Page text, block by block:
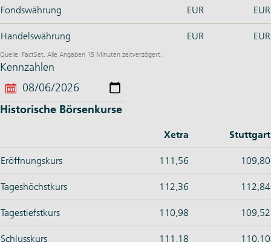
Fondswährung EUR EUR
Handelswährung EUR EUR
Quelle: FactSet. Alle Angaben 15 Minuten zeitverzögert.
Kennzahlen
Historische Börsenkurse
Xetra Stuttgart
Eröffnungskurs 111,56 109,80
Tageshöchstkurs 112,36 112,84
Tagestiefstkurs 110,98 109,52
Schlusskurs 111,18 110,10